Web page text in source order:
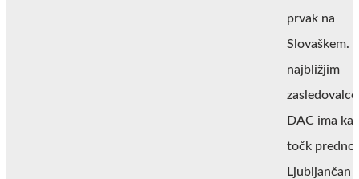
prvak na
Slovaškem.
najbližjim
DAC ima
točk
Ljubljančan